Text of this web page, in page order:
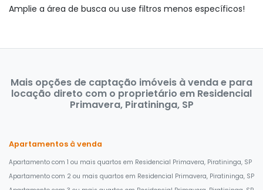
Amplie a área de busca ou use filtros menos específicos!
Mais opções de captação imóveis à venda e para
locação direto com o proprietário em Residencial
Primavera, Piratininga, SP
Apartamentos à venda
Apartamento com 1 ou mais quartos em Residencial Primavera, Piratininga, SP
Apartamento com 2 ou mais quartos em Residencial Primavera, Piratininga, SP